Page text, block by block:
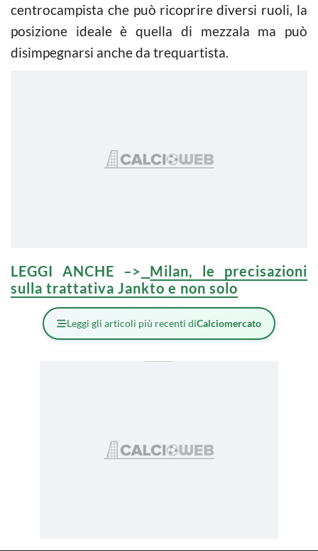
centrocampista che può ricoprire diversi ruoli, la
posizione ideale è quella di mezzala ma può
disimpegnarsi anche da trequartista.
LEGGI ANCHE –>
Milan, le precisazioni
sulla trattativa Jankto e non solo
Leggi gli articoli più recenti diCalciomercato